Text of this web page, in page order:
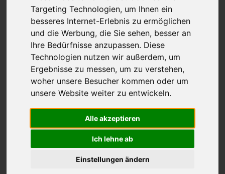
Targeting Technologien, um Ihnen ein
besseres Internet-Erlebnis zu ermöglichen
und die Werbung, die Sie sehen, besser an
Ihre Bedürfnisse anzupassen. Diese
Technologien nutzen wir außerdem, um
Ergebnisse zu messen, um zu verstehen,
woher unsere Besucher kommen oder um
unsere Website weiter zu entwickeln.
Alle akzeptieren
Ich lehne ab
Einstellungen ändern
LAGE & ANFAHRT
Anreiseinformationen VINETA
Hotels Zinnowitz